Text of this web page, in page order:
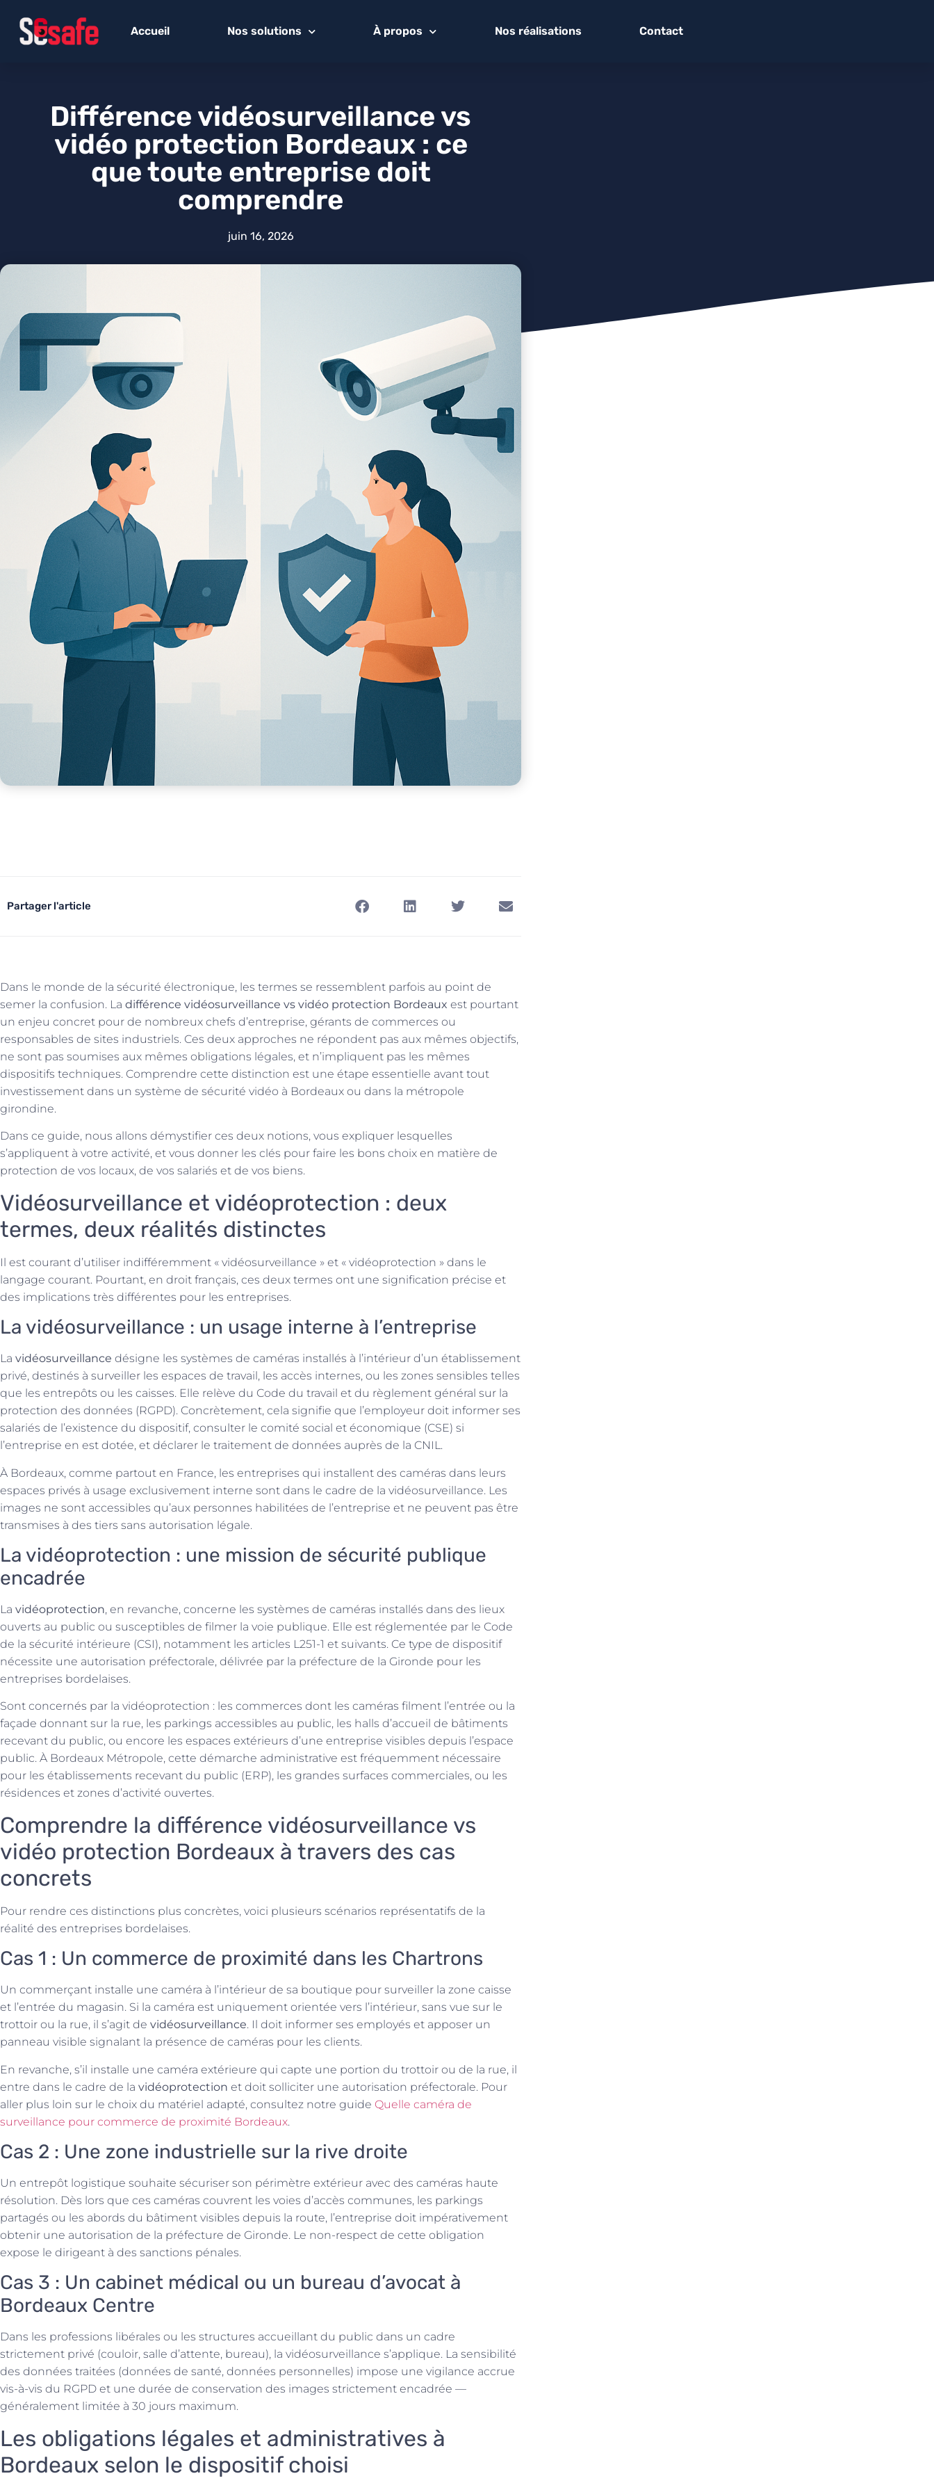
Accueil Nos solutions À propos Nos réalisations Contact
Différence vidéosurveillance vs
vidéo protection Bordeaux : ce
que toute entreprise doit
comprendre
juin 16, 2026
Partager l'article
Dans le monde de la sécurité électronique, les termes se ressemblent parfois au point de
semer la confusion. La différence vidéosurveillance vs vidéo protection Bordeaux est pourtant
un enjeu concret pour de nombreux chefs d’entreprise, gérants de commerces ou
responsables de sites industriels. Ces deux approches ne répondent pas aux mêmes objectifs,
ne sont pas soumises aux mêmes obligations légales, et n’impliquent pas les mêmes
dispositifs techniques. Comprendre cette distinction est une étape essentielle avant tout
investissement dans un système de sécurité vidéo à Bordeaux ou dans la métropole
girondine.
Dans ce guide, nous allons démystifier ces deux notions, vous expliquer lesquelles
s’appliquent à votre activité, et vous donner les clés pour faire les bons choix en matière de
protection de vos locaux, de vos salariés et de vos biens.
Vidéosurveillance et vidéoprotection : deux
termes, deux réalités distinctes
Il est courant d’utiliser indifféremment « vidéosurveillance » et « vidéoprotection » dans le
langage courant. Pourtant, en droit français, ces deux termes ont une signification précise et
des implications très différentes pour les entreprises.
La vidéosurveillance : un usage interne à l’entreprise
La vidéosurveillance désigne les systèmes de caméras installés à l’intérieur d’un établissement
privé, destinés à surveiller les espaces de travail, les accès internes, ou les zones sensibles telles
que les entrepôts ou les caisses. Elle relève du Code du travail et du règlement général sur la
protection des données (RGPD). Concrètement, cela signifie que l’employeur doit informer ses
salariés de l’existence du dispositif, consulter le comité social et économique (CSE) si
l’entreprise en est dotée, et déclarer le traitement de données auprès de la CNIL.
À Bordeaux, comme partout en France, les entreprises qui installent des caméras dans leurs
espaces privés à usage exclusivement interne sont dans le cadre de la vidéosurveillance. Les
images ne sont accessibles qu’aux personnes habilitées de l’entreprise et ne peuvent pas être
transmises à des tiers sans autorisation légale.
La vidéoprotection : une mission de sécurité publique
encadrée
La vidéoprotection, en revanche, concerne les systèmes de caméras installés dans des lieux
ouverts au public ou susceptibles de filmer la voie publique. Elle est réglementée par le Code
de la sécurité intérieure (CSI), notamment les articles L251-1 et suivants. Ce type de dispositif
nécessite une autorisation préfectorale, délivrée par la préfecture de la Gironde pour les
entreprises bordelaises.
Sont concernés par la vidéoprotection : les commerces dont les caméras filment l’entrée ou la
façade donnant sur la rue, les parkings accessibles au public, les halls d’accueil de bâtiments
recevant du public, ou encore les espaces extérieurs d’une entreprise visibles depuis l’espace
public. À Bordeaux Métropole, cette démarche administrative est fréquemment nécessaire
pour les établissements recevant du public (ERP), les grandes surfaces commerciales, ou les
résidences et zones d’activité ouvertes.
Comprendre la différence vidéosurveillance vs
vidéo protection Bordeaux à travers des cas
concrets
Pour rendre ces distinctions plus concrètes, voici plusieurs scénarios représentatifs de la
réalité des entreprises bordelaises.
Cas 1 : Un commerce de proximité dans les Chartrons
Un commerçant installe une caméra à l’intérieur de sa boutique pour surveiller la zone caisse
et l’entrée du magasin. Si la caméra est uniquement orientée vers l’intérieur, sans vue sur le
trottoir ou la rue, il s’agit de vidéosurveillance. Il doit informer ses employés et apposer un
panneau visible signalant la présence de caméras pour les clients.
En revanche, s’il installe une caméra extérieure qui capte une portion du trottoir ou de la rue, il
entre dans le cadre de la vidéoprotection et doit solliciter une autorisation préfectorale. Pour
aller plus loin sur le choix du matériel adapté, consultez notre guide Quelle caméra de
surveillance pour commerce de proximité Bordeaux.
Cas 2 : Une zone industrielle sur la rive droite
Un entrepôt logistique souhaite sécuriser son périmètre extérieur avec des caméras haute
résolution. Dès lors que ces caméras couvrent les voies d’accès communes, les parkings
partagés ou les abords du bâtiment visibles depuis la route, l’entreprise doit impérativement
obtenir une autorisation de la préfecture de Gironde. Le non-respect de cette obligation
expose le dirigeant à des sanctions pénales.
Cas 3 : Un cabinet médical ou un bureau d’avocat à
Bordeaux Centre
Dans les professions libérales ou les structures accueillant du public dans un cadre
strictement privé (couloir, salle d’attente, bureau), la vidéosurveillance s’applique. La sensibilité
des données traitées (données de santé, données personnelles) impose une vigilance accrue
vis-à-vis du RGPD et une durée de conservation des images strictement encadrée —
généralement limitée à 30 jours maximum.
Les obligations légales et administratives à
Bordeaux selon le dispositif choisi